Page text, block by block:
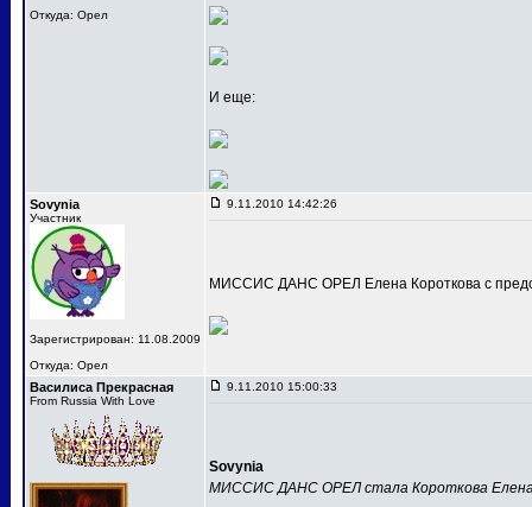
Откуда: Орел
И еще:
Sovynia
Участник
Зарегистрирован: 11.08.2009
Откуда: Орел
9.11.2010 14:42:26
МИССИС ДАНС ОРЕЛ Елена Короткова с
Василиса Прекрасная
From Russia With Love
9.11.2010 15:00:33
Sovynia
МИССИС ДАНС ОРЕЛ стала Короткова